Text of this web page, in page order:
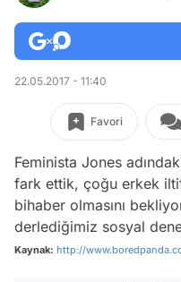
22.05.2017 - 11:40
Favori
Feminista Jones
fark ettik, çoğu erkek
bihaber olmasını
derlediğimiz sosyal
Kaynak: http://